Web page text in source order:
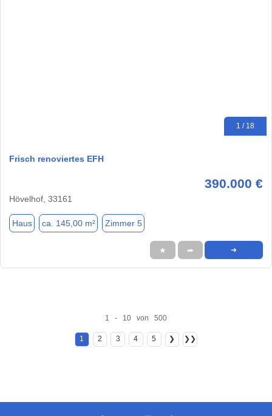
1 / 18
Frisch renoviertes EFH
390.000 €
Hövelhof, 33161
Haus ca. 145,00 m² Zimmer 5
★ ➦ ➜
1 - 10 von 500
1 2 3 4 5 ❯ ❯❯